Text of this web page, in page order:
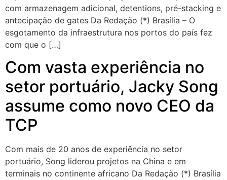
com armazenagem adicional, detentions, pré-stacking e
antecipação de gates Da Redação (*) Brasília – O
esgotamento da infraestrutura nos portos do país fez
com que o […]
Com vasta experiência no
setor portuário, Jacky Song
assume como novo CEO da
TCP
Com mais de 20 anos de experiência no setor
portuário, Song liderou projetos na China e em
terminais no continente africano Da Redação (*) Brasília